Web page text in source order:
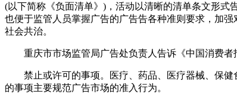
(以下简称《负面清单》)，活动以清晰的清单条文形
也便于监管人员掌握广告的广告告各种准则要求，加
社会共治。
重庆市市场监管局广告处负责人告诉《中国消费者
禁止或许可的事项。医疗、药品、医疗器械、保健
的事项主要规范广告市场的准入行为。